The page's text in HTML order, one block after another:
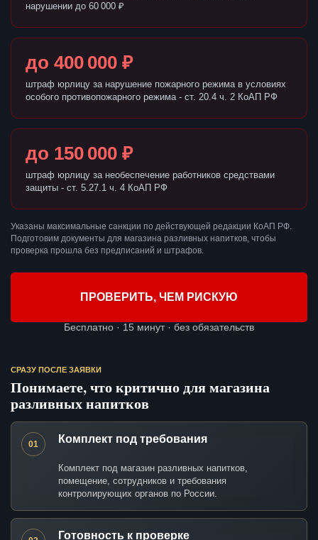
нарушении до 60 000 ₽
до 400 000 ₽
штраф юрлицу за нарушение пожарного режима в условиях
особого противопожарного режима - ст. 20.4 ч. 2 КоАП РФ
до 150 000 ₽
штраф юрлицу за необеспечение работников средствами
защиты - ст. 5.27.1 ч. 4 КоАП РФ
Указаны максимальные санкции по действующей редакции КоАП РФ.
Подготовим документы для магазина разливных напитков, чтобы
проверка прошла без предписаний и штрафов.
ПРОВЕРИТЬ, ЧЕМ РИСКУЮ
Бесплатно · 15 минут · без обязательств
СРАЗУ ПОСЛЕ ЗАЯВКИ
Понимаете, что критично для магазина
разливных напитков
01 Комплект под требования
Комплект под магазин разливных напитков,
помещение, сотрудников и требования
контролирующих органов по России.
Готовность к проверке